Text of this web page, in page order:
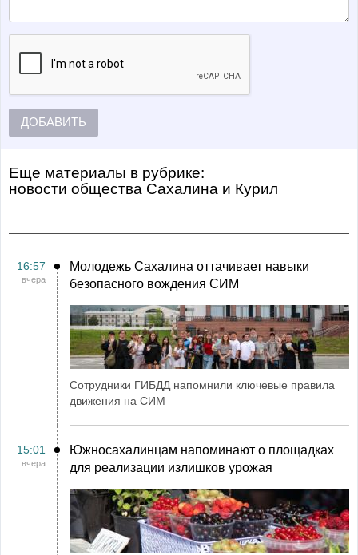
ДОБАВИТЬ
Еще материалы в рубрике:
Новости общества Сахалина и Курил
16:57
вчера
Молодежь Сахалина оттачивает навыки
безопасного вождения СИМ
Сотрудники ГИБДД напомнили ключевые правила
движения на СИМ
15:01
вчера
Южносахалинцам напоминают о площадках
для реализации излишков урожая